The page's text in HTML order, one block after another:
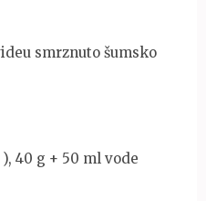
smrznuto šumsko
40 g + 50 ml vode